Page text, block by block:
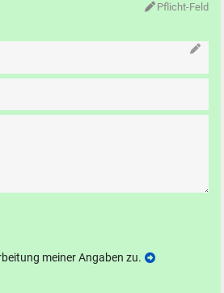
Pflicht-Feld
meiner Angaben zu.